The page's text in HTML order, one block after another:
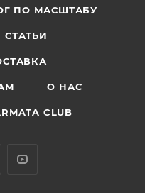
ПО МАСШТАБУ
СТАТЬИ
О НАС
CLUB